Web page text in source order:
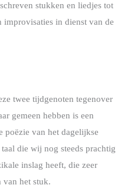
stukken en liedjes tot
improvisaties in dienst van de
twee tijdgenoten tegenover
gemeen hebben is een
poëzie van het dagelijkse
die wij nog steeds prachtig
inslag heeft, die zeer
van het stuk.